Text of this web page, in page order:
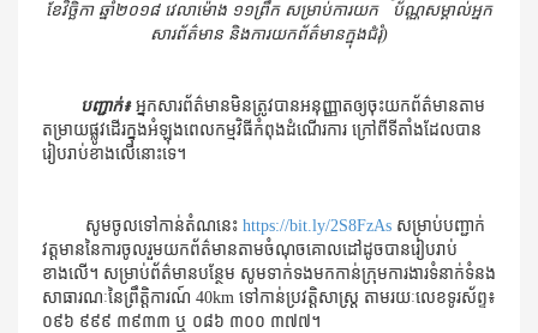
ខែវិច្ឆិកា ឆ្នាំ២០១៨ វេលាម៉ោង ១១ព្រឹក សម្រាប់ការយក​ ប័ណ្ណសម្គាល់អ្នក
សារព័ត៌មាន និងការយកព័ត៌មានក្នុងជំរុំ)
បញ្ជាក់៖អ្នកសារព័ត៌មានមិនត្រូវបានអនុញ្ញាតឲ្យចុះយកព័ត៌មានតាម
តម្រាយផ្លូវដើរក្នុងអំឡុងពេលកម្មវិធីកំពុងដំណើរការ ក្រៅ​ពី​ទីតាំង​ដែល​បា​ន​
រៀប​រាប់ខាង​លើនោះ​ទេ។
សូមចូលទៅកាន់តំណនេះ https://bit.ly/2S8FzAs សម្រាប់​បញ្ជាក់​
វត្តមាន​នៃការ​ចូល​រួម​យក​ព័ត៌មាន​​​តាម​ចំណុច​គោលដៅ​ដូច​បាន​រៀបរាប់​
ខាងលើ។ សម្រាប់ព័ត៌មាន​បន្ថែម សូម​ទាក់ទង​មក​កាន់​ក្រុម​ការងារ​ទំនាក់ទំនង​​​
សាធារណៈនៃព្រឹត្តិការណ៍ 40km ទៅកាន់​ប្រវត្តិសាស្រ្ដ តាម​រយៈលេខ​ទូរស័ព្ទ៖
០៩៦ ៩៩៩ ៣៩៣៣ ឬ ០៨៦ ៣០០ ៣៧៧។